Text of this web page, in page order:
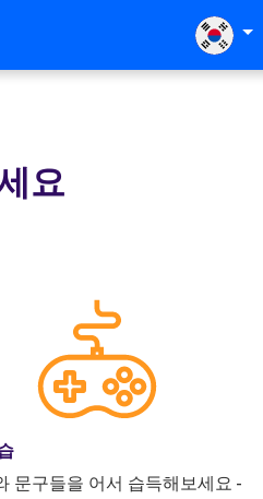
요
문구들을 어서 습득해보세요 -